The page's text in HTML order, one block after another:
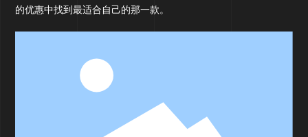
的优惠中找到最适合自己的那一款。